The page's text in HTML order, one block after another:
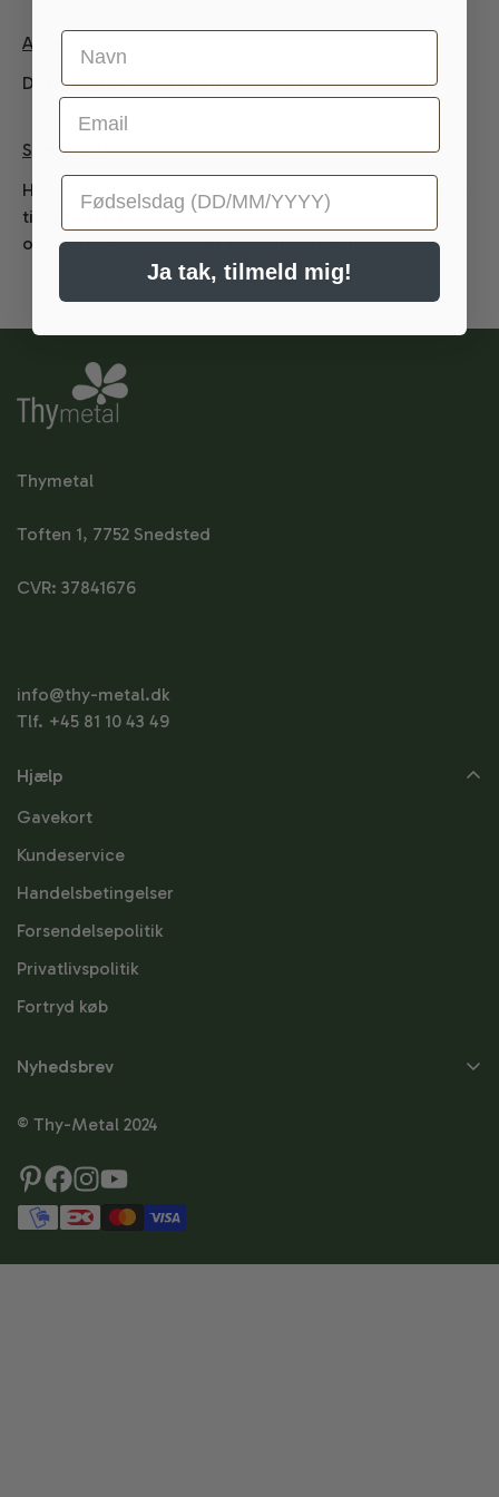
Afhentning
Det er også muligt at afhente din ordre.
Spørgsmål
Har du spørgsmål til din forsendelse, er du velkommen
til at kontakte
os på info@thy-metal.dk eller tlf. +45 81104349.
Thymetal
Toften 1, 7752 Snedsted
CVR: 37841676
info@thy-metal.dk
Tlf. +45 81 10 43 49
Hjælp
Gavekort
Kundeservice
Handelsbetingelser
Forsendelsepolitik
Privatlivspolitik
Fortryd køb
Nyhedsbrev
Skriv dig op til
Skriv dig op og modtag besked om nyheder,
tilbud, tips & tricks og meget mere.
© Thy-Metal 2024
Navn
Email
Fødselsdag
Ja tak, tilmeld mig!